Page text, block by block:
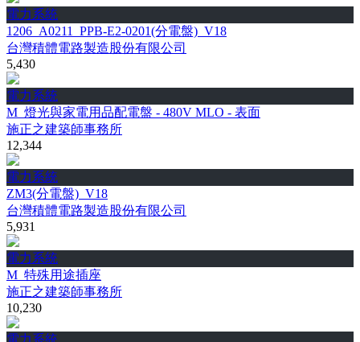
電力系統
1206_A0211_PPB-E2-0201(分電盤)_V18
台灣積體電路製造股份有限公司
5,430
電力系統
M_燈光與家電用品配電盤 - 480V MLO - 表面
施正之建築師事務所
12,344
電力系統
ZM3(分電盤)_V18
台灣積體電路製造股份有限公司
5,931
電力系統
M_特殊用途插座
施正之建築師事務所
10,230